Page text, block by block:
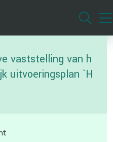
inhoud
gaan
vaststelling van h
uitvoeringsplan `H